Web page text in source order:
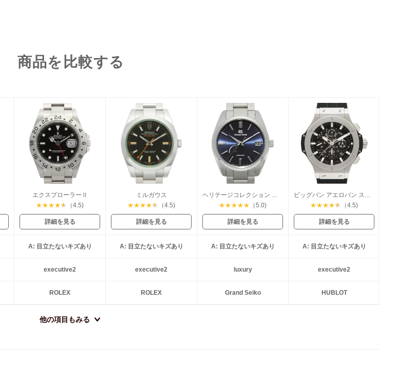
商品を比較する
エクスプローラーⅡ
★★★★★ （4.5)
詳細を見る
ミルガウス
★★★★★ （4.5)
詳細を見る
ヘリテージコレクション スプリングドライブ
★★★★★ （5.0)
詳細を見る
ビッグバン アエロバン スティール
★★★★★ （4.5)
詳細を見る
A: 目立たないキズあり A: 目立たないキズあり A: 目立たないキズあり A: 目立たないキズあり
executive2 executive2 luxury executive2
ROLEX ROLEX Grand Seiko HUBLOT
他の項目もみる